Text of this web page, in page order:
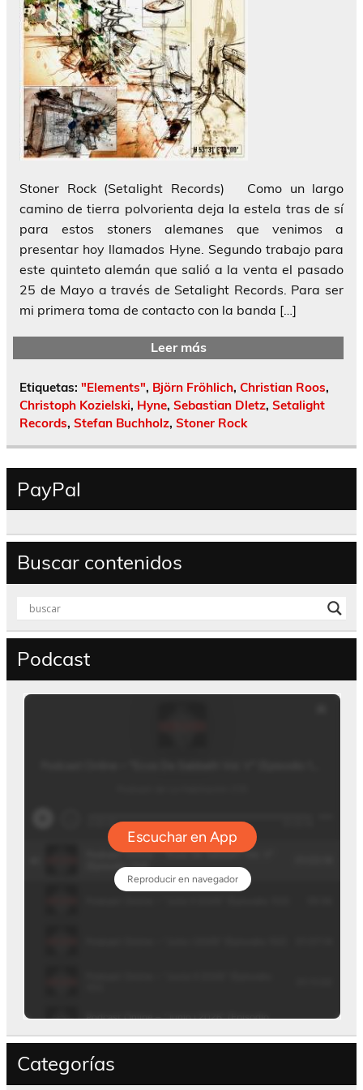
Stoner Rock (Setalight Records) Como un largo
camino de tierra polvorienta deja la estela tras de sí
para estos stoners alemanes que venimos a
presentar hoy llamados Hyne. Segundo trabajo para
este quinteto alemán que salió a la venta el pasado
25 de Mayo a través de Setalight Records. Para ser
mi primera toma de contacto con la banda […]
Leer más
Etiquetas: "Elements", Björn Fröhlich, Christian Roos,
Christoph Kozielski, Hyne, Sebastian Dletz, Setalight
Records, Stefan Buchholz, Stoner Rock
PayPal
Buscar contenidos
Podcast
Categorías